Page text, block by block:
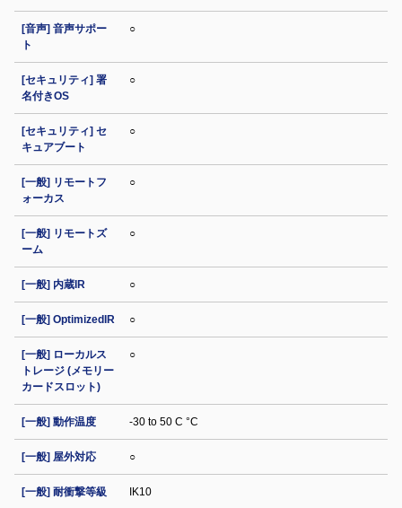
[音声] 音声サポー
ト
○
[セキュリティ] 署
名付きOS
○
[セキュリティ] セ
キュアブート
○
[一般] リモートフ
ォーカス
○
[一般] リモートズ
ーム
○
[一般] 内蔵IR ○
[一般] OptimizedIR ○
[一般] ローカルス
トレージ (メモリー
カードスロット)
○
[一般] 動作温度 -30 to 50 C °C
[一般] 屋外対応 ○
[一般] 耐衝撃等級 IK10